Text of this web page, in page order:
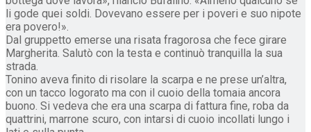
li gode quei soldi. Dovevano essere per i poveri e suo nipote
era povero!».
Dal gruppetto emerse una risata fragorosa che fece girare
Margherita. Salutò con la testa e continuò tranquilla la sua
strada.
Tonino aveva finito di risolare la scarpa e ne prese un’altra,
con un tacco logorato ma con il cuoio della tomaia ancora
buono. Si vedeva che era una scarpa di fattura fine, roba da
quattrini, marrone scuro, con intarsi di cuoio incollati lungo i